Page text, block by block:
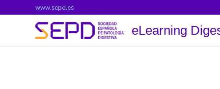
www.sepd.es
eLearning